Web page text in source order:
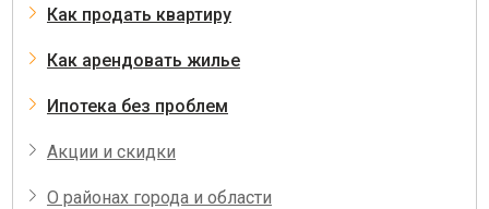
Как продать квартиру
Как арендовать жилье
Ипотека без проблем
Акции и скидки
О районах города и области